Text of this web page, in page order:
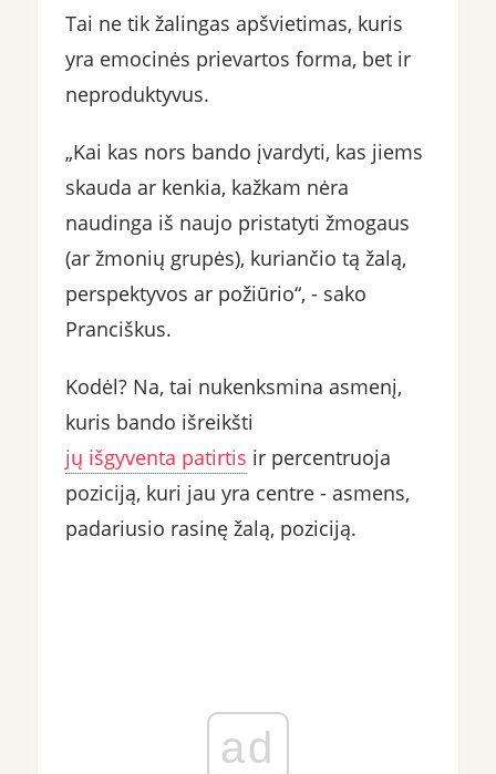
Tai ne tik žalingas apšvietimas, kuris
yra emocinės prievartos forma, bet ir
neproduktyvus.
„Kai kas nors bando įvardyti, kas jiems
skauda ar kenkia, kažkam nėra
naudinga iš naujo pristatyti žmogaus
(ar žmonių grupės), kuriančio tą žalą,
perspektyvos ar požiūrio“, - sako
Pranciškus.
Kodėl? Na, tai nukenksmina asmenį,
kuris bando išreikšti
jų išgyventa patirtis ir percentruoja
poziciją, kuri jau yra centre - asmens,
padariusio rasinę žalą, poziciją.
ad